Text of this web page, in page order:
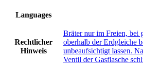
Languages
Rechtlicher
Hinweis
Bräter nur im Freien, bei
oberhalb der Erdgleiche
unbeaufsichtigt lassen.
Ventil der Gasflasche